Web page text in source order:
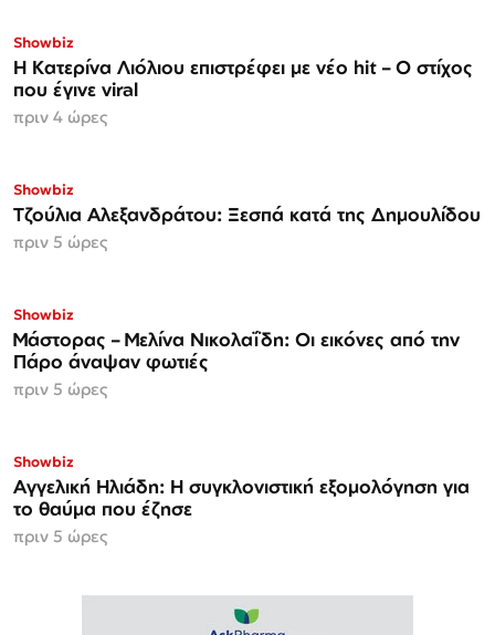
Showbiz
Η Κατερίνα Λιόλιου επιστρέφει με νέο hit – Ο στίχος
που έγινε viral
πριν 4 ώρες
Showbiz
Τζούλια Αλεξανδράτου: Ξεσπά κατά της Δημουλίδου
πριν 5 ώρες
Showbiz
Μάστορας – Μελίνα Νικολαΐδη: Οι εικόνες από την
Πάρο άναψαν φωτιές
πριν 5 ώρες
Showbiz
Αγγελική Ηλιάδη: Η συγκλονιστική εξομολόγηση για
το θαύμα που έζησε
πριν 5 ώρες